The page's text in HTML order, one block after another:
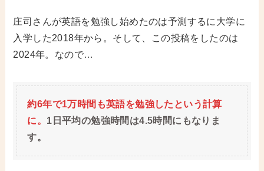
庄司さんが英語を勉強し始めたのは予測するに大学に
入学した2018年から。そして、この投稿をしたのは
2024年。なので…
約6年で1万時間も英語を勉強したという計算
に。 1日平均の勉強時間は4.5時間にもなりま
す。